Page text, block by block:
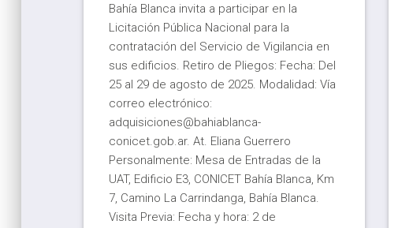
Bahía Blanca invita a participar en la
Licitación Pública Nacional para la
contratación del Servicio de Vigilancia en
sus edificios. Retiro de Pliegos: Fecha: Del
25 al 29 de agosto de 2025. Modalidad: Vía
correo electrónico:
adquisiciones@bahiablanca-
conicet.gob.ar. At. Eliana Guerrero
Personalmente: Mesa de Entradas de la
UAT, Edificio E3, CONICET Bahía Blanca, Km
7, Camino La Carrindanga, Bahía Blanca.
Visita Previa: Fecha y hora: 2 de